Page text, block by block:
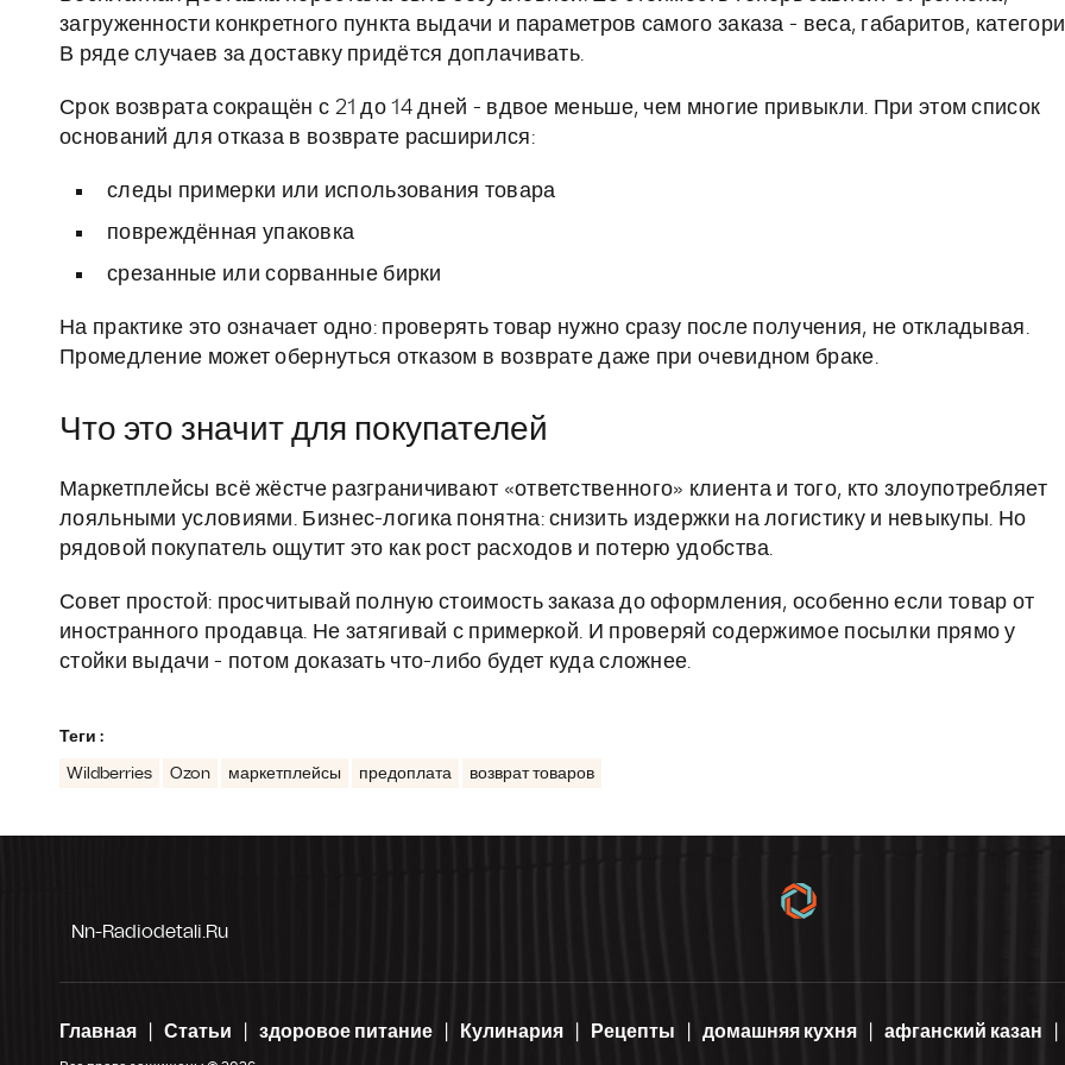
загруженности конкретного пункта выдачи и параметров самого заказа - веса, габаритов,
В ряде случаев за доставку придётся доплачивать.
Срок возврата сокращён с 21 до 14 дней - вдвое меньше, чем многие привыкли. При этом список
оснований для отказа в возврате расширился:
следы примерки или использования товара
повреждённая упаковка
срезанные или сорванные бирки
На практике это означает одно: проверять товар нужно сразу после получения, не откладывая.
Промедление может обернуться отказом в возврате даже при очевидном браке.
Что это значит для покупателей
Маркетплейсы всё жёстче разграничивают «ответственного» клиента и того, кто злоупотребляет
лояльными условиями. Бизнес-логика понятна: снизить издержки на логистику и невыкупы. Но
рядовой покупатель ощутит это как рост расходов и потерю удобства.
Совет простой: просчитывай полную стоимость заказа до оформления, особенно если товар от
иностранного продавца. Не затягивай с примеркой. И проверяй содержимое посылки прямо у
стойки выдачи - потом доказать что-либо будет куда сложнее.
Теги :
Wildberries Ozon маркетплейсы предоплата возврат товаров
Nn-Radiodetali.ru
Главная Статьи здоровое питание Кулинария Рецепты домашняя кухня афганский казан